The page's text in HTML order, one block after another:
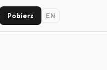
Pobierz EN